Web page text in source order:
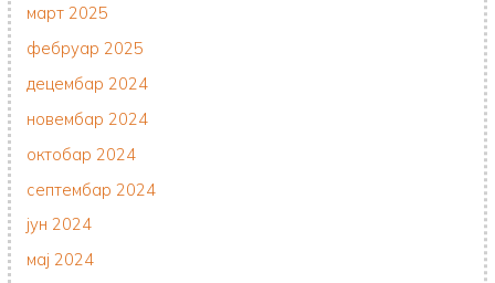
март 2025
фебруар 2025
децембар 2024
новембар 2024
октобар 2024
септембар 2024
јун 2024
мај 2024